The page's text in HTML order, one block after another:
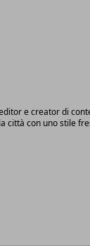
e creator di
città con uno stile